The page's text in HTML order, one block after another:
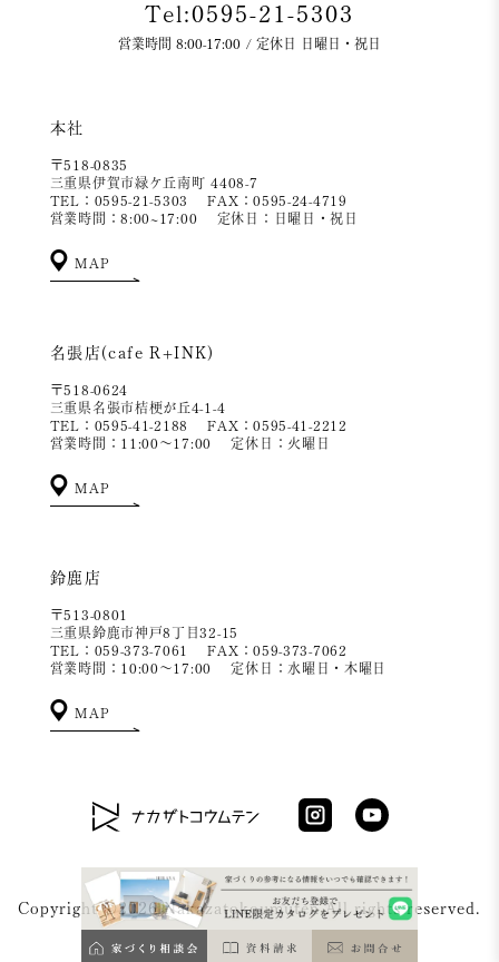
Tel:0595-21-5303
営業時間 8:00-17:00 / 定休日 日曜日・祝日
本社
〒518-0835
三重県伊賀市緑ケ丘南町 4408-7
TEL：0595-21-5303
FAX：0595-24-4719
営業時間：8:00~17:00
定休日：日曜日・祝日
MAP
名張店(cafe R+INK)
〒518-0624
三重県名張市桔梗が丘4-1-4
TEL：0595-41-2188
FAX：0595-41-2212
営業時間：11:00～17:00
定休日：火曜日
MAP
鈴鹿店
〒513-0801
三重県鈴鹿市神戸8丁目32-15
TEL：059-373-7061
FAX：059-373-7062
営業時間：10:00～17:00
定休日：水曜日・木曜日
MAP
Copyright ©2026 Nakazatokoumuten All rights reserved.